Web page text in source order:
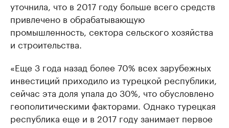
уточнила, что в 2017 году больше всего средств
привлечено в обрабатывающую
промышленность, сектора сельского хозяйства
и строительства.
«Еще 3 года назад более 70% всех зарубежных
инвестиций приходило из турецкой республики,
сейчас эта доля упала до 30%, что обусловлено
геополитическими факторами. Однако турецкая
республика еще и в 2017 году занимает первое